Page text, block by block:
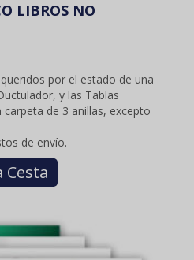
LIBROS NO
por el estado de una
y las Tablas
de 3 anillas, excepto
de envío.
Cesta